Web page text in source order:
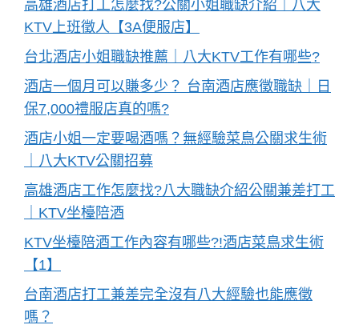
高雄酒店打工怎麼找?公關小姐職缺介紹｜八大
KTV上班徵人【3A便服店】
台北酒店小姐職缺推薦｜八大KTV工作有哪些?
酒店一個月可以賺多少？ 台南酒店應徵職缺｜日
保7,000禮服店真的嗎?
酒店小姐一定要喝酒嗎？無經驗菜鳥公關求生術
｜八大KTV公關招募
高雄酒店工作怎麼找?八大職缺介紹公關兼差打工
｜KTV坐檯陪酒
KTV坐檯陪酒工作內容有哪些?!酒店菜鳥求生術
【1】
台南酒店打工兼差完全沒有八大經驗也能應徵
嗎？